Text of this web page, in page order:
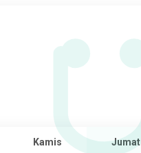
Kamis
Jumat